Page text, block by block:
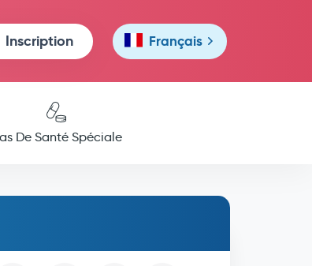
Inscription Français
De Santé Spéciale